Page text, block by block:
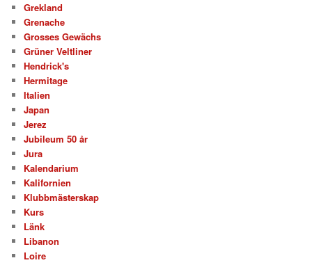
Grekland
Grenache
Grosses Gewächs
Grüner Veltliner
Hendrick's
Hermitage
Italien
Japan
Jerez
Jubileum 50 år
Jura
Kalendarium
Kalifornien
Klubbmästerskap
Kurs
Länk
Libanon
Loire